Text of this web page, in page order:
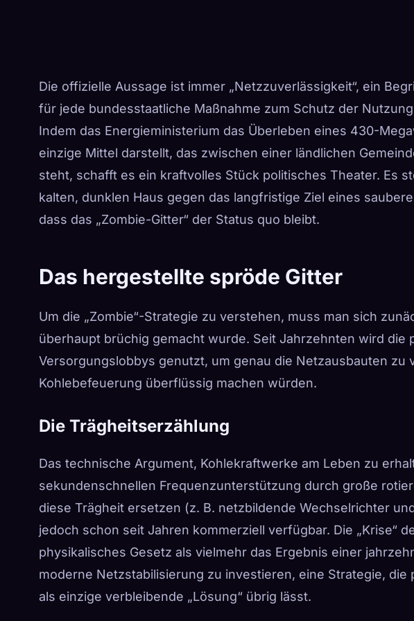
Die offizielle Aussage ist immer „Netzzuverlässigkeit“, ein
für jede bundesstaatliche Maßnahme zum Schutz der
Indem das Energieministerium das Überleben eines 430-
einzige Mittel darstellt, das zwischen einer ländlichen
steht, schafft es ein kraftvolles Stück politisches Theater. Es
kalten, dunklen Haus gegen das langfristige Ziel eines
dass das „Zombie-Gitter“ der Status quo bleibt.
Das hergestellte spröde Gitter
Um die „Zombie“-Strategie zu verstehen, muss man sich
überhaupt brüchig gemacht wurde. Seit Jahrzehnten wird die
Versorgungslobbys genutzt, um genau die Netzausbauten zu
Kohlebefeuerung überflüssig machen würden.
Die Trägheitserzählung
Das technische Argument, Kohlekraftwerke am Leben zu
sekundenschnellen Frequenzunterstützung durch große
diese Trägheit ersetzen (z. B. netzbildende Wechselrichter
jedoch schon seit Jahren kommerziell verfügbar. Die „Krise“
physikalisches Gesetz als vielmehr das Ergebnis einer
moderne Netzstabilisierung zu investieren, eine Strategie,
als einzige verbleibende „Lösung“ übrig lässt.